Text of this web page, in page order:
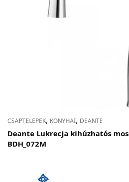
CSAPTELEPEK, KONYHAI, DEANTE
Deante Lukrecja kihúzhatós
BDH_072M